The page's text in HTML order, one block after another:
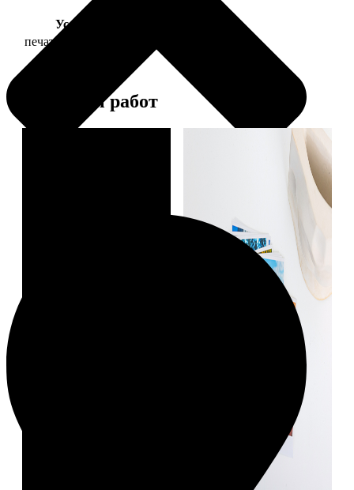
Услуга
печать фото 15х15
Примеры работ